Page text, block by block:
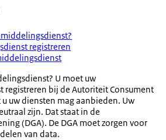
registreren
U moet uw
bij de Autoriteit Consument
uw diensten mag aanbieden. Uw
zijn. Dat staat in de
(DGA). De DGA moet zorgen voor
van data.